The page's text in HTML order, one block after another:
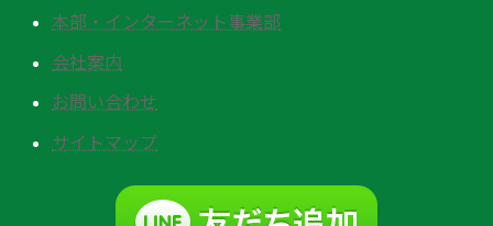
本部・インターネット事業部
会社案内
お問い合わせ
サイトマップ